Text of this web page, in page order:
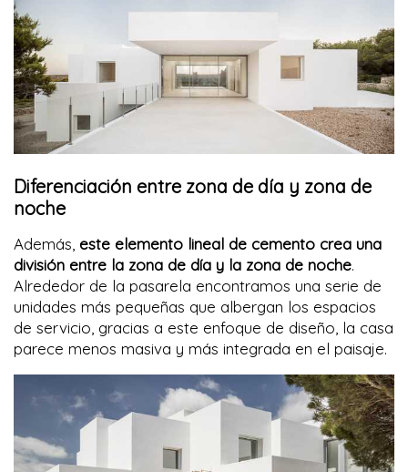
Diferenciación entre zona de día y zona de
noche
Además, este elemento lineal de cemento crea una
división entre la zona de día y la zona de noche.
Alrededor de la pasarela encontramos una serie de
unidades más pequeñas que albergan los espacios
de servicio, gracias a este enfoque de diseño, la casa
parece menos masiva y más integrada en el paisaje.